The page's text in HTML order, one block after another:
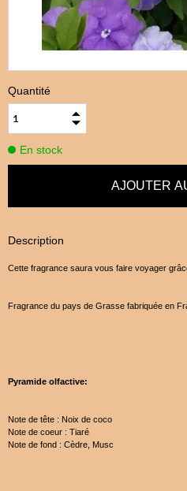
Quantité
En stock
Description
Cette fragrance saura vous faire voyager
Fragrance du pays de Grasse fabriquée en
Pyramide olfactive:
Note de tête : Noix de coco
Note de coeur : Tiaré
Note de fond : Cèdre, Musc